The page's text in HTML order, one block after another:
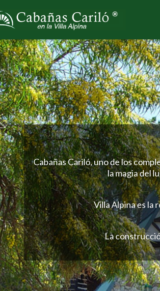
Cabañas Cariló, uno de los
la magia del
Villa Alpina es la
La